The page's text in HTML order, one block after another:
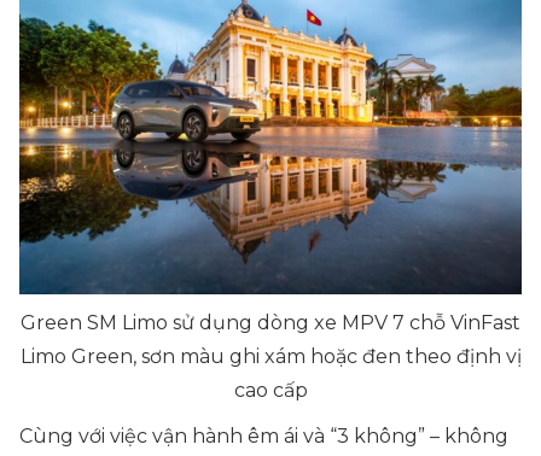
Green SM Limo sử dụng dòng xe MPV 7 chỗ VinFast
Limo Green, sơn màu ghi xám hoặc đen theo định vị
cao cấp
Cùng với việc vận hành êm ái và “3 không” – không